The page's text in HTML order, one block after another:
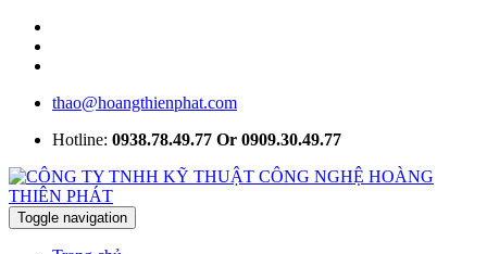
thao@hoangthienphat.com
Hotline: 0938.78.49.77 Or 0909.30.49.77
Toggle navigation